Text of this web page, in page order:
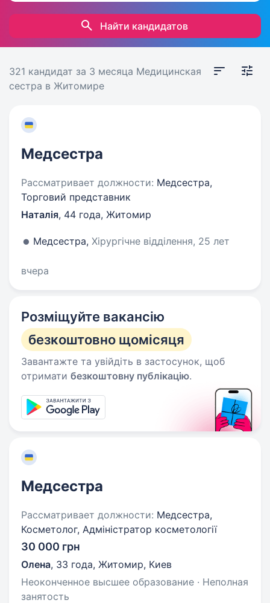
Найти кандидатов
321 кандидат за 3 месяца Медицинская
сестра в Житомире
Медсестра
Рассматривает должности: Медсестра,
Торговий представник
Наталія, 44 года, Житомир
Медсестра, Хірургічне відділення, 25 лет
вчера
Розміщуйте вакансію
безкоштовно щомісяця
Завантажте та увійдіть в застосунок, щоб
отримати безкоштовну публікацію.
Медсестра
Рассматривает должности: Медсестра,
Косметолог, Адміністратор косметології
30 000 грн
Олена, 33 года, Житомир, Киев
Неоконченное высшее образование · Неполная
занятость